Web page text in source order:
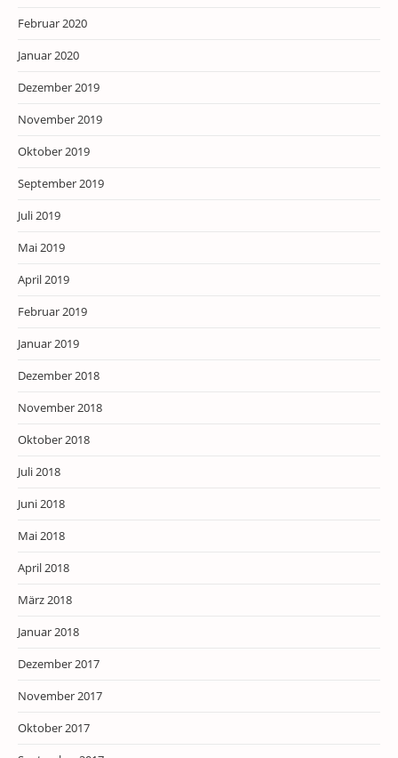
Februar 2020
Januar 2020
Dezember 2019
November 2019
Oktober 2019
September 2019
Juli 2019
Mai 2019
April 2019
Februar 2019
Januar 2019
Dezember 2018
November 2018
Oktober 2018
Juli 2018
Juni 2018
Mai 2018
April 2018
März 2018
Januar 2018
Dezember 2017
November 2017
Oktober 2017